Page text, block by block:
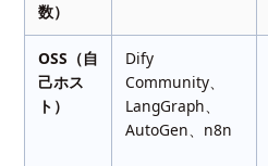
数）
OSS（自
己ホス
ト）
Dify
Community、
LangGraph、
AutoGen、n8n